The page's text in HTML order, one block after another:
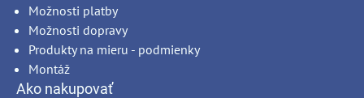
Možnosti platby
Možnosti dopravy
Produkty na mieru - podmienky
Montáž
Ako nakupovať